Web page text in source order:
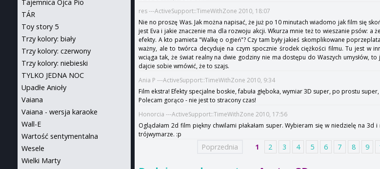
res ---ActiveSupport::TimeWithZone 2010, 18:07
Nie no proszę Was. Jak można napisać, że już po 10 minutach wiadomo jak film się
jest Eva i jakie znaczenie ma dla rozwoju akcji. Wkurza mnie też to wieszanie psów: a
efekty. A kto pamieta "Walkę o ogień"? Czy tam były jakieś skomplikowane
ważny, ale to twórca decyduje na czym spocznie środek ciężkości filmu. Tu jest w
wciąga tak, że świat realny na dwie godziny nie ma dostępu do Waszych umysłów,
dajcie sobie wmówić, że to szajs.
Ania P ---ActiveSupport::TimeWithZone 2010, 9:34
Film ekstra! Efekty specjalne boskie, fabuła głęboka, wymiar 3D super, po prostu
Polecam gorąco - nie jest to stracony czas!
Honorcia ---ActiveSupport::TimeWithZone 2010, 17:56
Oglądałam 2d film piękny chwilami płakałam super. Wybieram się w niedzielę na
trójwymarze. :p
Poprzednia 1 2 3 4 5 6 7 8 9
Tajemnica Ojca Pio
TÁR
Toy story 5
Trzy kolory: biały
Trzy kolory: czerwony
Trzy kolory: niebieski
TYLKO JEDNA NOC
Upadłe Anioły
Vaiana
Vaiana - wersja karaoke
Wall-E
Wartość sentymentalna
Wesele
Wielki Marty